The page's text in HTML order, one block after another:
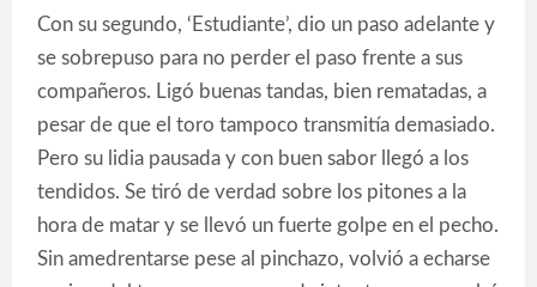
Con su segundo, ‘Estudiante’, dio un paso adelante y
se sobrepuso para no perder el paso frente a sus
compañeros. Ligó buenas tandas, bien rematadas, a
pesar de que el toro tampoco transmitía demasiado.
Pero su lidia pausada y con buen sabor llegó a los
tendidos. Se tiró de verdad sobre los pitones a la
hora de matar y se llevó un fuerte golpe en el pecho.
Sin amedrentarse pese al pinchazo, volvió a echarse